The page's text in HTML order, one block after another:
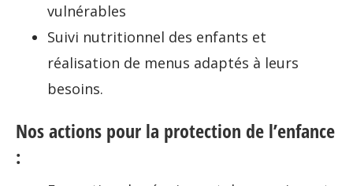
vulnérables
Suivi nutritionnel des enfants et
réalisation de menus adaptés à leurs
besoins.
Nos actions pour la protection de l’enfance
: